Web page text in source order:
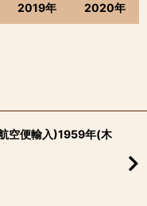
2019年 2020年
空便輸入)1959年(木